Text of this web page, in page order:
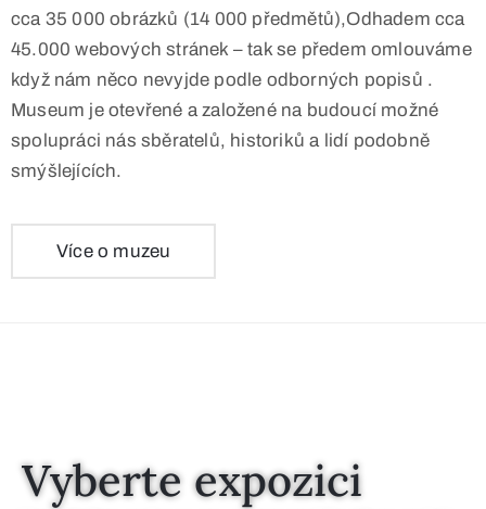
cca 35 000 obrázků (14 000 předmětů),Odhadem cca
45.000 webových stránek – tak se předem omlouváme
když nám něco nevyjde podle odborných popisů .
Museum je otevřené a založené na budoucí možné
spolupráci nás sběratelů, historiků a lidí podobně
smýšlejících.
Více o muzeu
Vyberte expozici